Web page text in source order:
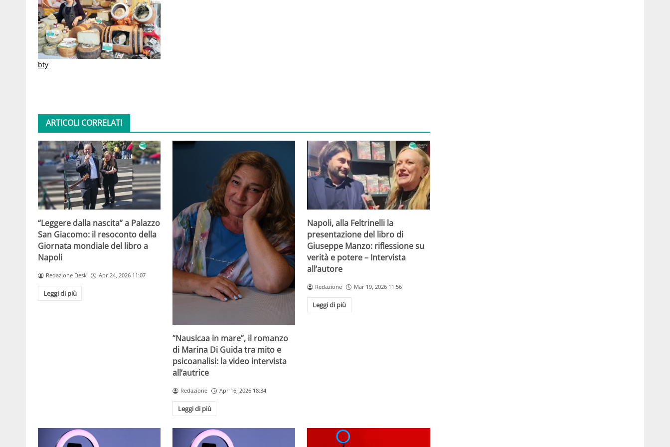
bty
ARTICOLI CORRELATI
“Leggere dalla nascita” a Palazzo
San Giacomo: il resoconto della
Giornata mondiale del libro a
Napoli
Redazione Desk Apr 24, 2026 11:07
Leggi di più
“Nausicaa in mare”, il romanzo
di Marina Di Guida tra mito e
psicoanalisi: la video intervista
all’autrice
Redazione Apr 16, 2026 18:34
Leggi di più
Napoli, alla Feltrinelli la
presentazione del libro di
Giuseppe Manzo: riflessione su
verità e potere – Intervista
all’autore
Redazione Mar 19, 2026 11:56
Leggi di più